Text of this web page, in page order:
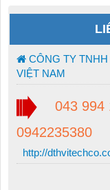
CÔNG TY TNHH
VIỆT NAM
043 994
0942235380
http://